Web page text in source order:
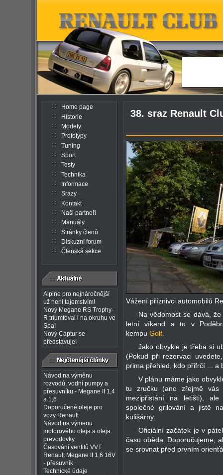
Home page
Historie
Modely
Prototypy
Tuning
Sport
Testy
Technika
Informace
Srazy
Kontakt
Naši partneři
Manuály
Stránky členů
Diskuzní forum
Členská sekce
Alpine pro nejnáročnější
už není tajemstvím!
Nový Megane RS Trophy-
R triumfoval i na okruhu ve
Spa!
Nový Captur se
představuje!
Návod na výměnu
rozvodů, vodní pumpy a
přesuvníku - Megane II 1,4
a 1,6
Doporučené oleje pro
vozy Renault
Návod na výmenu
motorového oleja a oleja
prevodovky
Časování ventilů VVT
Renault Megane II 1,6 16V
- přesuvník
Technické údaje
38. sraz Renault
Vážení příznivci automobilů
Na vědomost se dává,
letní víkend a to v
kempu Golf.
Jako obvykle je třeba si
(Pokud při rezervaci
prima přehled, kdo přifrčí ... a
V plánu máme jako
tu zručku (ano zřejmě vás
mezipřistání na letišti),
společné grilování a jistě
kulišárny.
Oficiální začátek je v
času oběda. Doporučujeme,
se srovnat před prvním